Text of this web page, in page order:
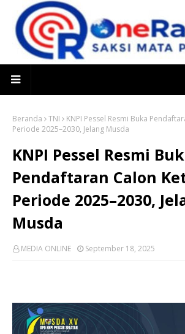
Beranda TNI
KNPI Pessel Resmi Buka
Periode 2025–2030, Jelang Musda
KNPI Pessel Resmi
Pendaftaran Calon
Periode 2025–2030,
Musda
MEDIA ONLINE September 18, 2025